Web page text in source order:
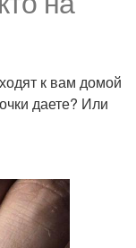
к вам домой
даете? Или